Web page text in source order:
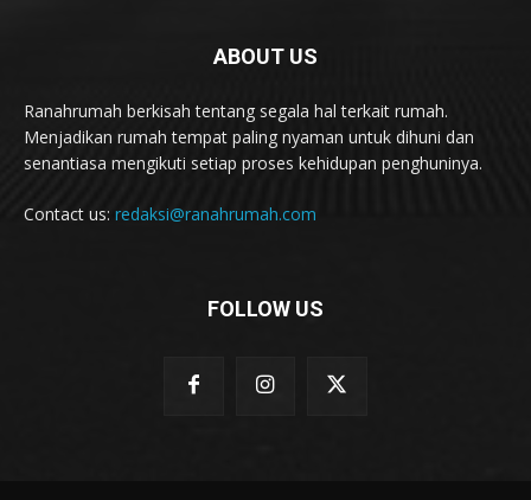
ABOUT US
Ranahrumah berkisah tentang segala hal terkait rumah.
Menjadikan rumah tempat paling nyaman untuk dihuni dan
senantiasa mengikuti setiap proses kehidupan penghuninya.
Contact us: redaksi@ranahrumah.com
FOLLOW US